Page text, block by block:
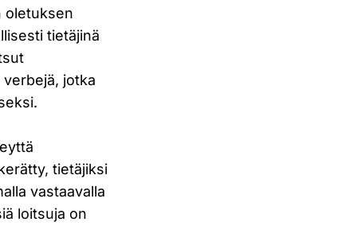
oletuksen
tietäjinä
jotka
tietäjiksi
vastaavalla
loitsuja on